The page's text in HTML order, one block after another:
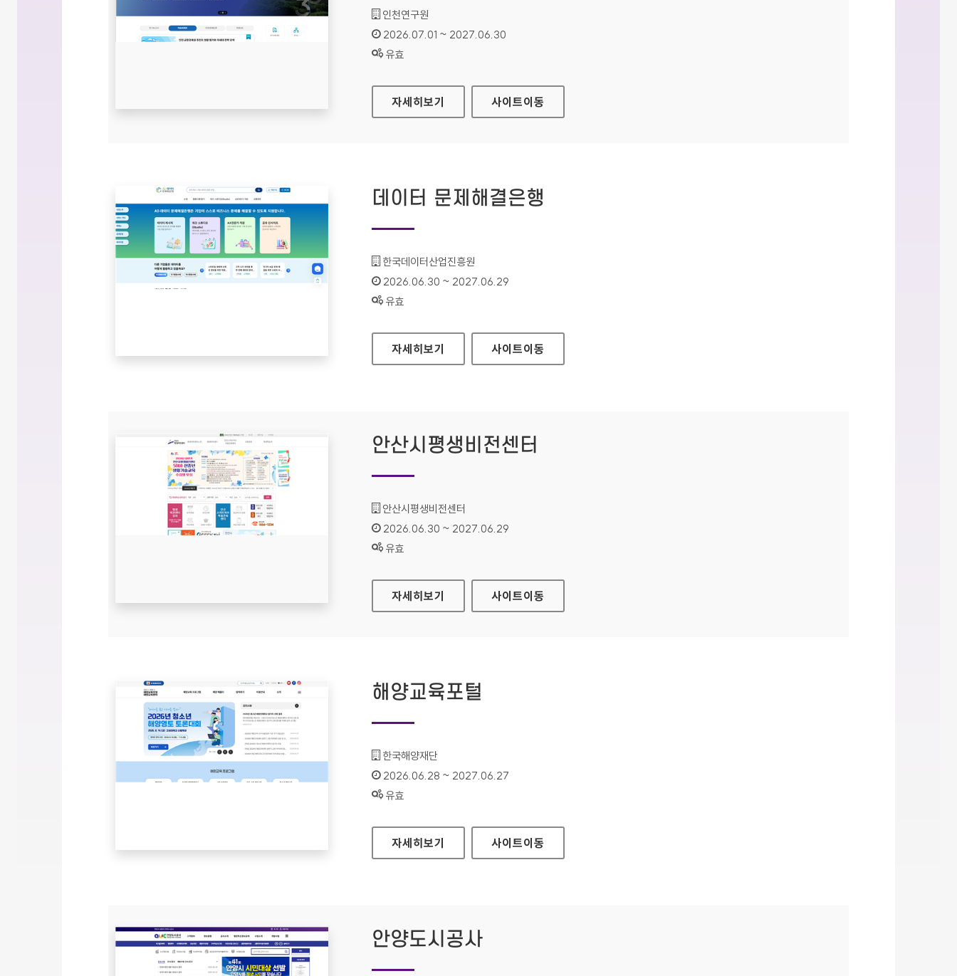
기관명 :
인천연구원
인증기간 :
2026.07.01 ~ 2027.06.30
상태 :
유효
인천연구원
자세히보기 사이트이동
데이터 문제해결은행
기관명 :
한국데이터산업진흥원
인증기간 :
2026.06.30 ~ 2027.06.29
상태 :
유효
데이터 문제해결은행
자세히보기 사이트이동
안산시평생비전센터
기관명 :
안산시평생비전센터
인증기간 :
2026.06.30 ~ 2027.06.29
상태 :
유효
안산시평생비전센터
자세히보기 사이트이동
해양교육포털
기관명 :
한국해양재단
인증기간 :
2026.06.28 ~ 2027.06.27
상태 :
유효
해양교육포털
자세히보기 사이트이동
안양도시공사